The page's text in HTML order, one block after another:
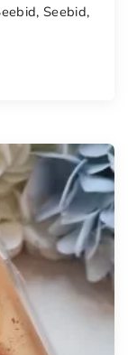
, Seebid,